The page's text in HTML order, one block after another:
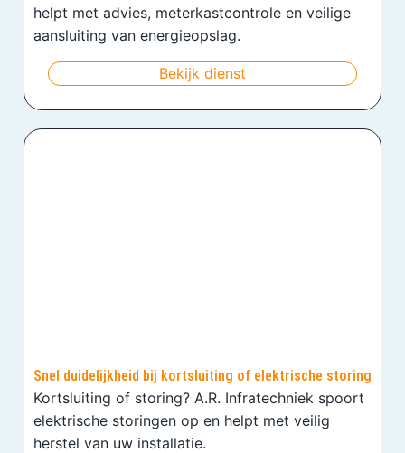
helpt met advies, meterkastcontrole en veilige
aansluiting van energieopslag.
Bekijk dienst
Snel duidelijkheid bij kortsluiting of elektrische storing
Kortsluiting of storing? A.R. Infratechniek spoort
elektrische storingen op en helpt met veilig
herstel van uw installatie.